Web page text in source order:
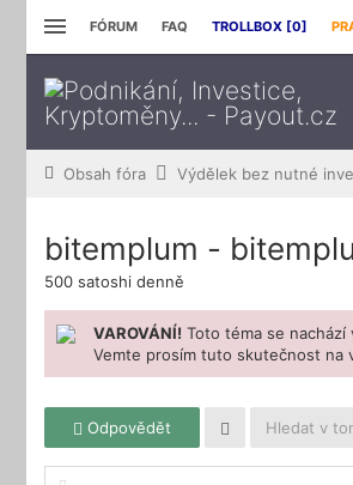
FÓRUM FAQ TROLLBOX [0]
Obsah fóra Výdělek bez nutné
bitemplum -
500 satoshi denně
VAROVÁNÍ! Toto téma se nachází
Vemte prosím tuto skutečnost na
Odpovědět